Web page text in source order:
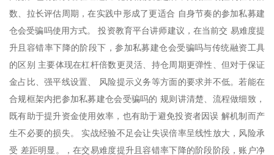
数、拉长评估周期，在实践中形成了更适合 自身节奏的参加私募建
仓会受骗吗使用方式。 投资教育平台讲师建议，在当前交 易难度提
升且容错率下降的阶段下，参加私募建仓会受骗吗与传统融资工具
的区别 主要体现在杠杆倍数更灵活、持仓周期更弹性、但对于保证
金占比、强平线设置、 风险提示义务等方面的要求并不低。若能在
合规框架内把参加私募建仓会受骗吗的 规则讲清楚、流程做细致，
既有助于提升资金使用效率，也有助于避免投资者因误 解机制而产
生不必要的损失。 实战经验不足会让失误倍率呈线性放大，风险承
受 差距明显。，在交易难度提升且容错率下降的阶段阶段，账户净